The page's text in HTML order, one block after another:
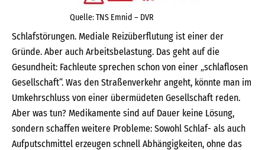
Quelle: TNS Emnid – DVR
Schlafstörungen. Mediale Reizüberflutung ist einer der
Gründe. Aber auch Arbeitsbelastung. Das geht auf die
Gesundheit: Fachleute sprechen schon von einer „schlaflosen
Gesellschaft“. Was den Straßenverkehr angeht, könnte man im
Umkehrschluss von einer übermüdeten Gesellschaft reden.
Aber was tun? Medikamente sind auf Dauer keine Lösung,
sondern schaffen weitere Probleme: Sowohl Schlaf- als auch
Aufputschmittel erzeugen schnell Abhängigkeiten, ohne das